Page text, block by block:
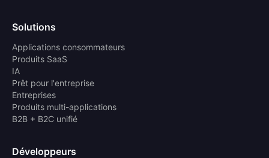
Solutions
Applications consommateurs
Produits SaaS
IA
Prêt pour l'entreprise
Entreprises
Produits multi-applications
B2B + B2C unifié
Développeurs